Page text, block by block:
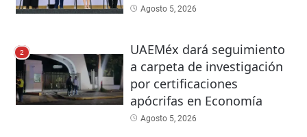
Agosto 5, 2026
2
UAEMéx dará seguimiento
a carpeta de investigación
por certificaciones
apócrifas en Economía
Agosto 5, 2026